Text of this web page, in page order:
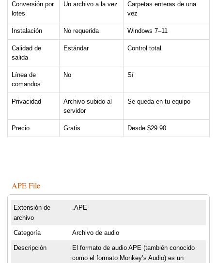
Conversión por
lotes
Un archivo a la vez
Carpetas enteras de una
vez
Instalación No requerida Windows 7–11
Calidad de
salida
Estándar Control total
Línea de
comandos
No Sí
Privacidad
Archivo subido al
servidor
Se queda en tu equipo
Precio Gratis Desde $29.90
APE File
Extensión de
archivo
.APE
Categoría Archivo de audio
Descripción
El formato de audio APE (también conocido
como el formato Monkey’s Audio) es un